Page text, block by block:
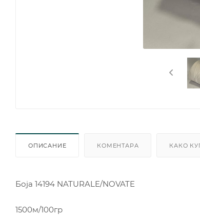
ОПИСАНИЕ КОМЕНТАРА КАКО
Боја 14194 NATURALE/NOVATE
1500м/100гр